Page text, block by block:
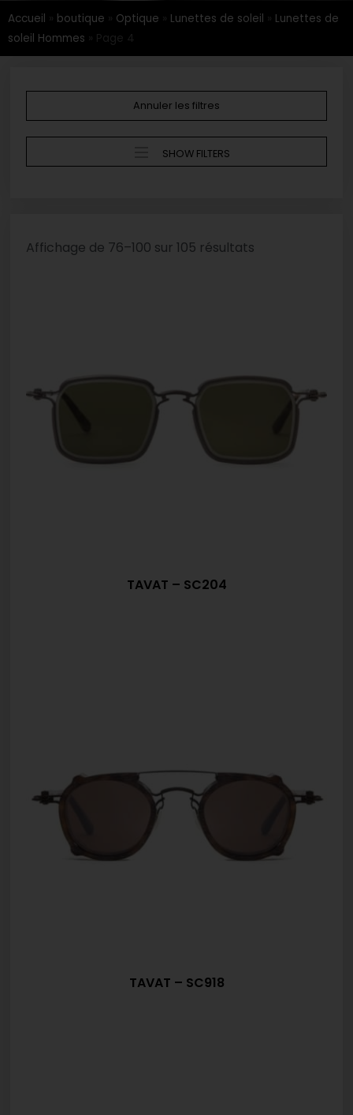
Accueil » boutique » Optique » Lunettes de soleil » Lunettes de
soleil Hommes » Page 4
Annuler les filtres
SHOW FILTERS
Affichage de 76–100 sur 105 résultats
TAVAT – SC204
TAVAT – SC918